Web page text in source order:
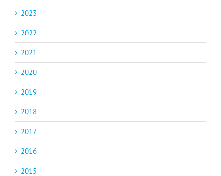
2023
2022
2021
2020
2019
2018
2017
2016
2015